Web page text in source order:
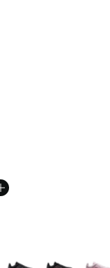
Meer kleuren